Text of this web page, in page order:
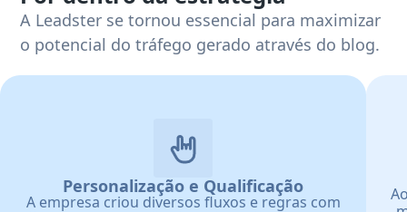
A Leadster se tornou essencial para maximizar
o potencial do tráfego gerado através do blog.
Personalização e Qualificação
A empresa criou diversos fluxos e regras com